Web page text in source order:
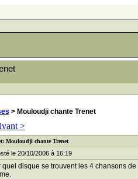
> Mouloudji chante Trenet
>
Mouloudji chante Trenet
le 20/10/2006 à 16:19
quel disque se trouvent les 4 chansons